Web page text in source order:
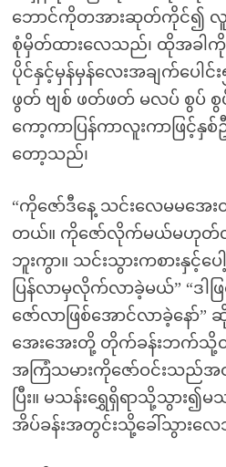
ဘောင်ကိုတအားဆုတ်ကိုင်၍ လူး
စုံမှိတ်ထားလေသည်၊ ထိုအခါကို
ပိုင်နှင့်မှန်မှန်လေးအချက်ပေါင်
ဖွတ် ဗျစ် ဖတ်ဖတ် မလပ် စွပ်
ကော့ကာပြန်ကာလူးကာဖြင့်နှ
တော့သည်၊
“ကိုဇော်ဒီနေ့ သင်းလေမမအေ
တယ်။ ကိုဇော်လိုက်မယ်မဟုတ်လာ
ဘူးကွာ။ သင်းသွားကစားနှင့်ပ
ပြန်လာမှလိုက်လာခဲ့မယ်” “ဒါ
ဇော်လာဖြစ်အောင်လာခဲ့နော်
အေးအေးတို့ တိုက်ခန်းဘက်သို့
အကြံသမားကိုဇော်ဝင်းသည်
ပြီး။ မသန်းရွှေရှိရာသို့သွား၍မ
အိပ်ခန်းအတွင်းသို့ခေါ်သွားလ